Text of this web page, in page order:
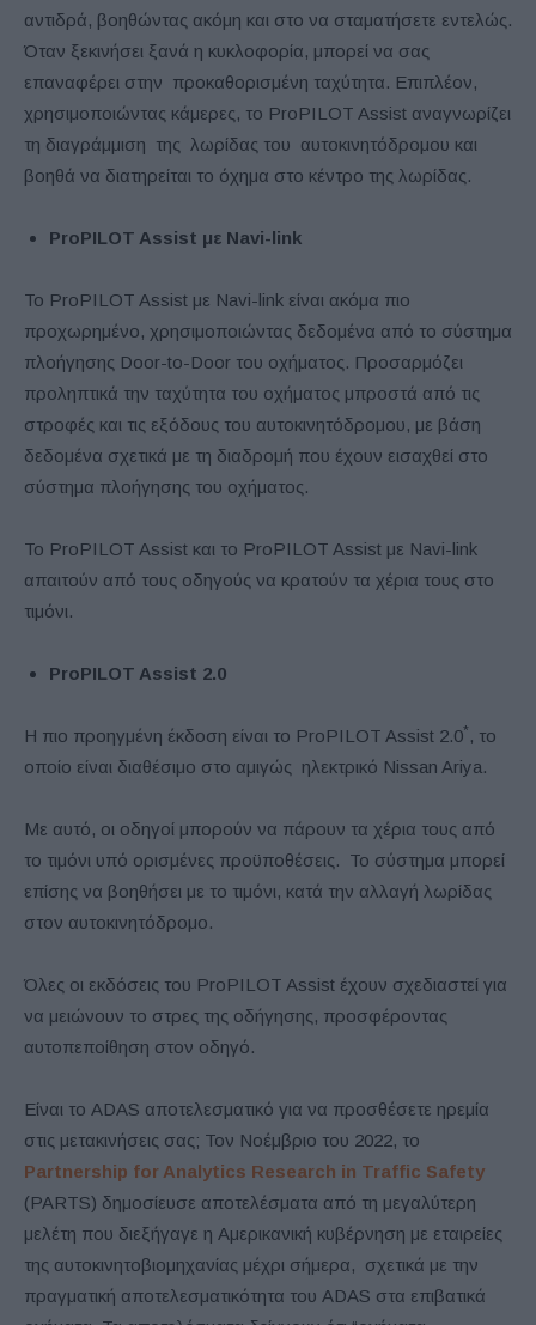
αντιδρά, βοηθώντας ακόμη και στο να σταματήσετε εντελώς.
Όταν ξεκινήσει ξανά η κυκλοφορία, μπορεί να σας
επαναφέρει στην προκαθορισμένη ταχύτητα. Επιπλέον,
χρησιμοποιώντας κάμερες, το ProPILOT Assist αναγνωρίζει
τη διαγράμμιση της λωρίδας του αυτοκινητόδρομου και
βοηθά να διατηρείται το όχημα στο κέντρο της λωρίδας.
ProPILOT Assist με Navi-link
Το ProPILOT Assist με Navi-link είναι ακόμα πιο
προχωρημένο, χρησιμοποιώντας δεδομένα από το σύστημα
πλοήγησης Door-to-Door του οχήματος. Προσαρμόζει
προληπτικά την ταχύτητα του οχήματος μπροστά από τις
στροφές και τις εξόδους του αυτοκινητόδρομου, με βάση
δεδομένα σχετικά με τη διαδρομή που έχουν εισαχθεί στο
σύστημα πλοήγησης του οχήματος.
Το ProPILOT Assist και το ProPILOT Assist με Navi-link
απαιτούν από τους οδηγούς να κρατούν τα χέρια τους στο
τιμόνι.
ProPILOT Assist 2.0
Η πιο προηγμένη έκδοση είναι το ProPILOT Assist 2.0* , το
οποίο είναι διαθέσιμο στο αμιγώς ηλεκτρικό Nissan Ariya.
Με αυτό, οι οδηγοί μπορούν να πάρουν τα χέρια τους από
το τιμόνι υπό ορισμένες προϋποθέσεις. Το σύστημα μπορεί
επίσης να βοηθήσει με το τιμόνι, κατά την αλλαγή λωρίδας
στον αυτοκινητόδρομο.
Όλες οι εκδόσεις του ProPILOT Assist έχουν σχεδιαστεί για
να μειώνουν το στρες της οδήγησης, προσφέροντας
αυτοπεποίθηση στον οδηγό.
Είναι το ADAS αποτελεσματικό για να προσθέσετε ηρεμία
στις μετακινήσεις σας; Τον Νοέμβριο του 2022, το
Partnership for Analytics Research in Traffic Safety
(PARTS) δημοσίευσε αποτελέσματα από τη μεγαλύτερη
μελέτη που διεξήγαγε η Αμερικανική κυβέρνηση με εταιρείες
της αυτοκινητοβιομηχανίας μέχρι σήμερα, σχετικά με την
πραγματική αποτελεσματικότητα του ADAS στα επιβατικά